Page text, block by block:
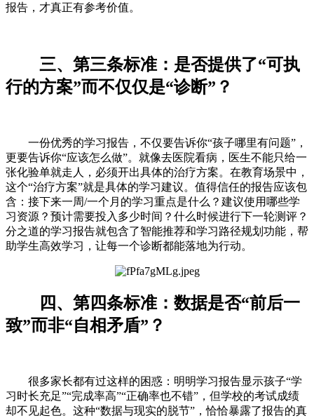
报告，才真正有参考价值。
三、第三条标准：是否提供了“可执
行的方案”而不仅仅是“诊断”？
一份优秀的学习报告，不仅要告诉你“孩子哪里有问题”，
更要告诉你“应该怎么做”。就像去医院看病，医生不能只给一
张化验单就走人，必须开出具体的治疗方案。在教育场景中，
这个“治疗方案”就是具体的学习建议。值得信任的报告应该包
含：接下来一周/一个月的学习重点是什么？建议使用哪些学
习资源？预计需要投入多少时间？什么时候进行下一轮测评？
分之道的学习报告就包含了智能推荐和学习路径规划功能，帮
助学生高效学习，让每一个诊断都能落地为行动。
四、第四条标准：数据是否“前后一
致”而非“自相矛盾”？
很多家长都有过这样的困惑：明明学习报告显示孩子“学
习时长充足”“完成率高”“正确率也不错”，但学校的考试成绩
却不见起色。这种“数据与现实的脱节”，恰恰暴露了报告的真